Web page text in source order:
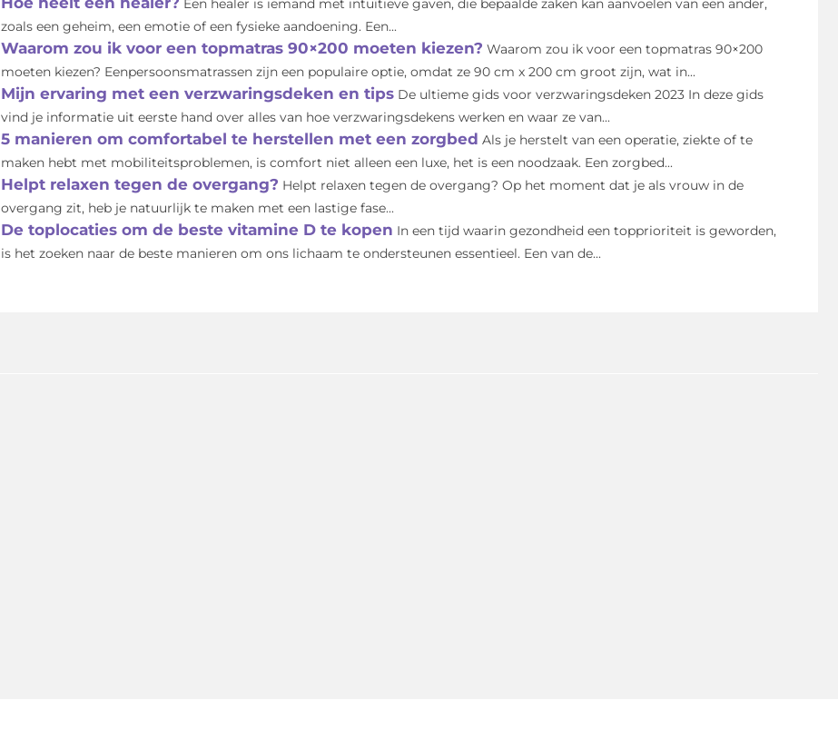
Een healer is iemand met intuïtieve gaven, die bepaalde zaken kan aanvoelen van een ander,
zoals een geheim, een emotie of een fysieke aandoening. Een...
Waarom zou ik voor een topmatras 90×200 moeten kiezen? Waarom zou ik voor een topmatras 90×200
moeten kiezen? Eenpersoonsmatrassen zijn een populaire optie, omdat ze 90 cm x 200 cm groot zijn, wat in...
Mijn ervaring met een verzwaringsdeken en tips De ultieme gids voor verzwaringsdeken 2023 In deze gids
vind je informatie uit eerste hand over alles van hoe verzwaringsdekens werken en waar ze van...
5 manieren om comfortabel te herstellen met een zorgbed Als je herstelt van een operatie, ziekte of te
maken hebt met mobiliteitsproblemen, is comfort niet alleen een luxe, het is een noodzaak. Een zorgbed...
Helpt relaxen tegen de overgang? Helpt relaxen tegen de overgang? Op het moment dat je als vrouw in de
overgang zit, heb je natuurlijk te maken met een lastige fase...
De toplocaties om de beste vitamine D te kopen In een tijd waarin gezondheid een topprioriteit is geworden,
is het zoeken naar de beste manieren om ons lichaam te ondersteunen essentieel. Een van de...